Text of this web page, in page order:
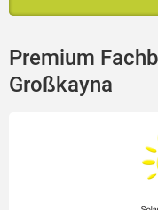
Premium
Großkayna